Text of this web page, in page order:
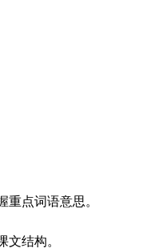
点词语意思。
结构。